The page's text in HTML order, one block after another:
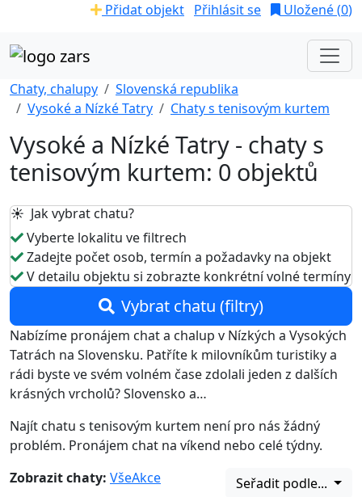
Přidat objekt Přihlásit se Uložené (0)
Chaty, chalupy
Slovenská republika
Vysoké a Nízké Tatry
Chaty s tenisovým kurtem
Vysoké a Nízké Tatry - chaty s
tenisovým kurtem: 0 objektů
☀️ Jak vybrat chatu?
Vyberte lokalitu ve filtrech
Zadejte počet osob, termín a požadavky na objekt
V detailu objektu si zobrazte konkrétní volné termíny
Vybrat chatu (filtry)
Nabízíme pronájem chat a chalup v Nízkých a Vysokých
Tatrách na Slovensku. Patříte k milovníkům turistiky a
rádi byste ve svém volném čase zdolali jeden z dalších
krásných vrcholů? Slovensko a…
Najít chatu s tenisovým kurtem není pro nás žádný
problém. Pronájem chat na víkend nebo celé týdny.
Zobrazit chaty: VšeAkce Seřadit podle...